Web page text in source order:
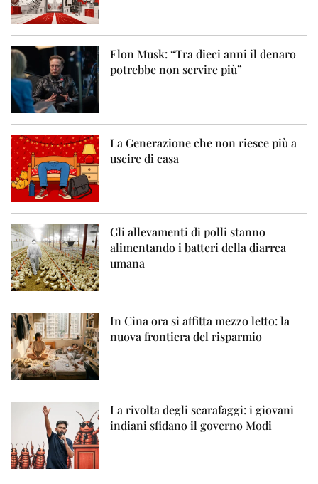
Elon Musk: “Tra dieci anni il denaro
potrebbe non servire più”
La Generazione che non riesce più a
uscire di casa
Gli allevamenti di polli stanno
alimentando i batteri della diarrea
umana
In Cina ora si affitta mezzo letto: la
nuova frontiera del risparmio
La rivolta degli scarafaggi: i giovani
indiani sfidano il governo Modi